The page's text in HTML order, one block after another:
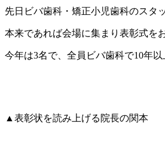
先日ビバ歯科・矯正小児歯科のスタ
本来であれば会場に集まり表彰式を
今年は3名で、全員ビバ歯科で10年
▲表彰状を読み上げる院長の関本